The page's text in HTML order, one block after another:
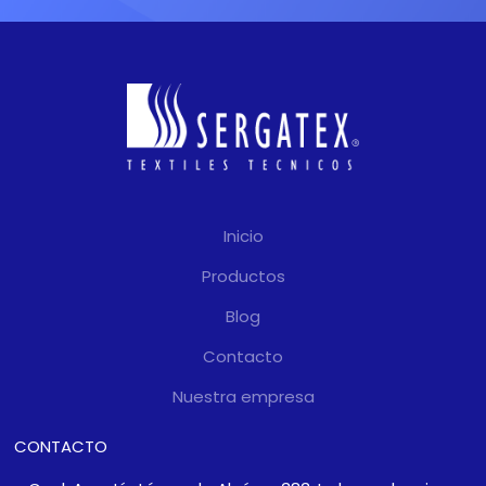
Inicio
Productos
Blog
Contacto
Nuestra empresa
CONTACTO